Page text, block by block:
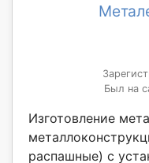
Был на
Изготовление
распашные) с